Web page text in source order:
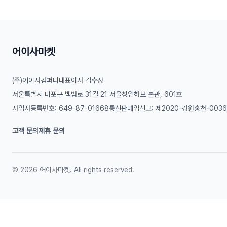
어이사마켓
(주)어이사컴퍼니 대표이사 김수성
서울특별시 마포구 백범로 31길 21 서울창업허브 본관, 601호
사업자등록번호: 649-87-01668통신판매업신고: 제2020-강원홍천-
고객 문의제휴 문의
© 2026 어이사마켓. All rights reserved.